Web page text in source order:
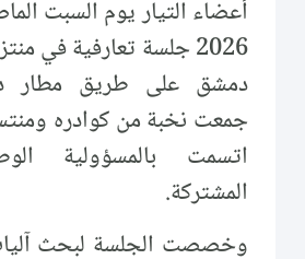
2026 جلسة تعارفية في
دمشق على طريق مطار
جمعت نخبة من كوادره
اتسمت بالمسؤولية
المشتركة.
وخصصت الجلسة لبحث